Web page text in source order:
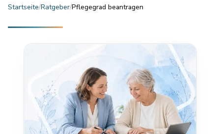
Startseite/Ratgeber/Pflegegrad beantragen